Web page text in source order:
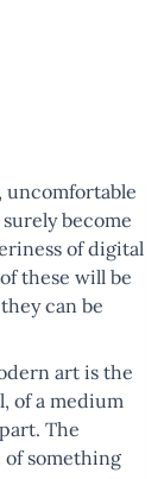
uncomfortable
become
of digital
these will be
can be
art is the
of a medium
The
something